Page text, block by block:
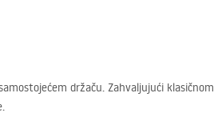
držaču. Zahvaljujući klasičnom